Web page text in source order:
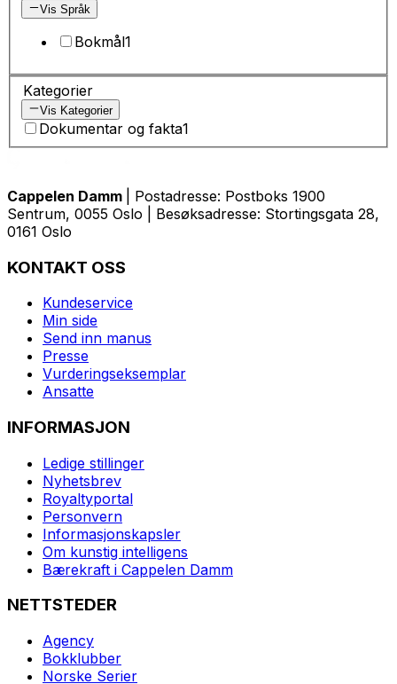
Vis Språk
Bokmål1
Kategorier
Vis Kategorier
Dokumentar og fakta1
Cappelen Damm
| Postadresse: Postboks 1900
Sentrum, 0055 Oslo | Besøksadresse: Stortingsgata 28,
0161 Oslo
KONTAKT OSS
Kundeservice
Min side
Send inn manus
Presse
Vurderingseksemplar
Ansatte
INFORMASJON
Ledige stillinger
Nyhetsbrev
Royaltyportal
Personvern
Informasjonskapsler
Om kunstig intelligens
Bærekraft i Cappelen Damm
NETTSTEDER
Agency
Bokklubber
Norske Serier